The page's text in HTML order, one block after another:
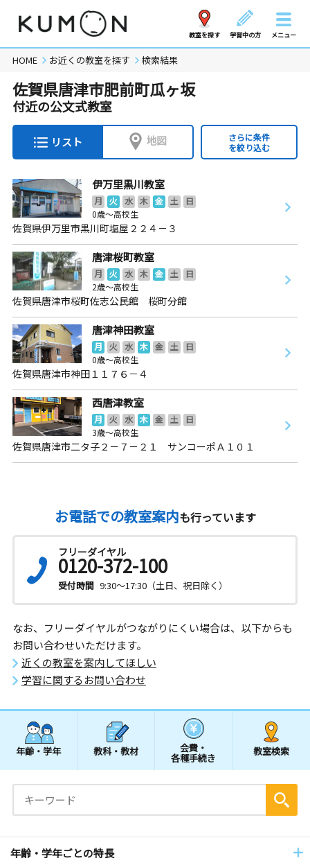
教室を探す 学習中の方 メニュー
HOME お近くの教室を探す 検索結果
佐賀県唐津市肥前町瓜ヶ坂
付近の公文式教室
リスト 地図
さらに条件
を絞り込む
伊万里黒川教室
月 火 水 木 金 土
日
0歳～高校生
佐賀県伊万里市黒川町塩屋２２４－３
唐津桜町教室
月 火 水 木 金 土
日
2歳～高校生
佐賀県唐津市桜町佐志公民館 桜町分館
唐津神田教室
月 火 水 木 金 土
日
0歳～高校生
佐賀県唐津市神田１１７６－４
西唐津教室
月 火 水 木 金 土
日
3歳～高校生
佐賀県唐津市二タ子２－７－２１ サンコーポＡ１０１
お電話での教室案内も行っています
フリーダイヤル
0120-372-100
受付時間 9:30～17:30（土日、祝日除く）
なお、フリーダイヤルがつながりにくい場合は、以下からも
お問い合わせいただけます。
近くの教室を案内してほしい
学習に関するお問い合わせ
年齢・学年 教科・教材 会費・
各種手続き
教室検索
年齢・学年ごとの特長